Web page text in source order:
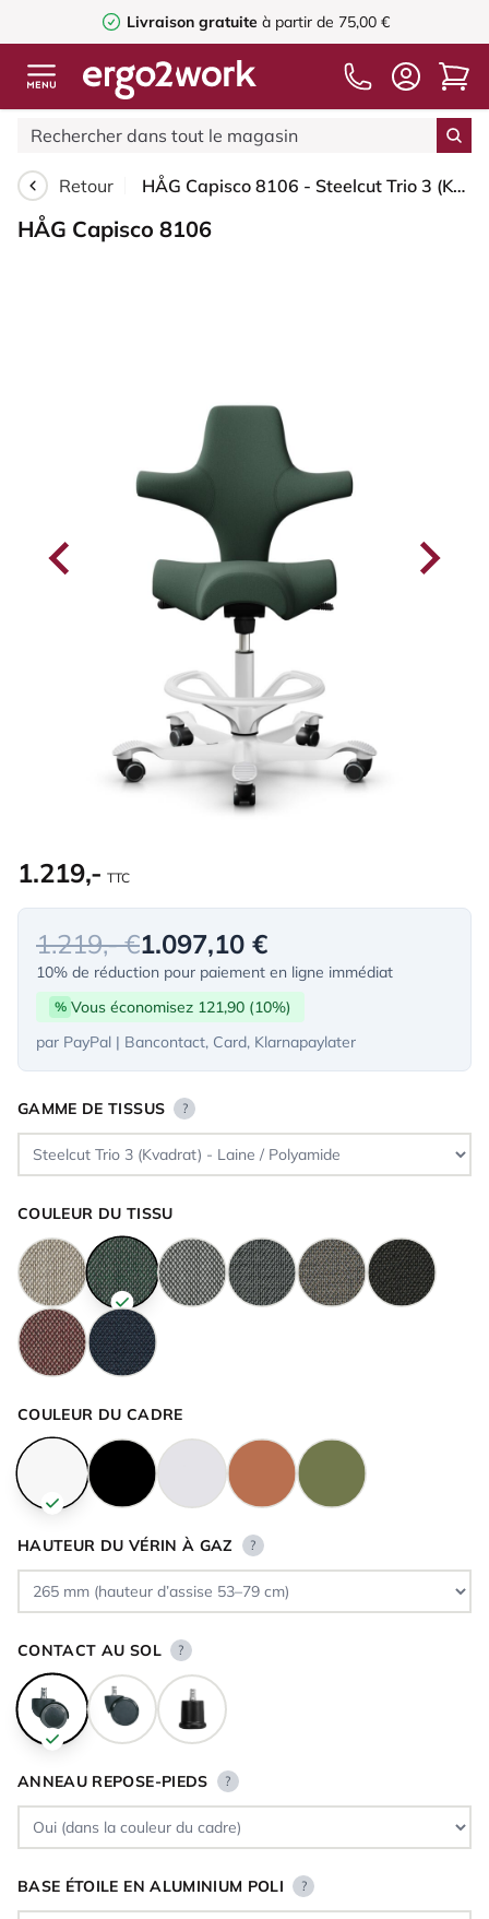
Livraison gratuite à partir de 75,00 €
Retour HÅG Capisco 8106 - Steelcut Trio 3 (Kvadrat) - Laine / Polyamide - STT966 Brown grey - Blanc - 265 mm (hauteur d’assise 53–79 cm) - Roues souples pour sols durs
HÅG Capisco 8106
1.219,- TTC
1.219,- €1.097,10 €
10% de réduction pour paiement en ligne immédiat
% Vous économisez 121,90 (10%)
par PayPal | Bancontact, Card, Klarnapaylater
GAMME DE TISSUS ?
COULEUR DU TISSU
COULEUR DU CADRE
HAUTEUR DU VÉRIN À GAZ ?
CONTACT AU SOL ?
ANNEAU REPOSE-PIEDS ?
BASE ÉTOILE EN ALUMINIUM POLI ?